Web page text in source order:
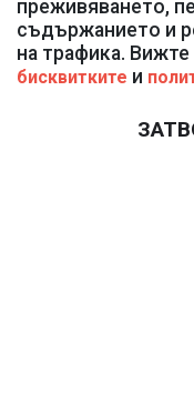
преживяването,
съдържанието и
на трафика.
бисквитките и